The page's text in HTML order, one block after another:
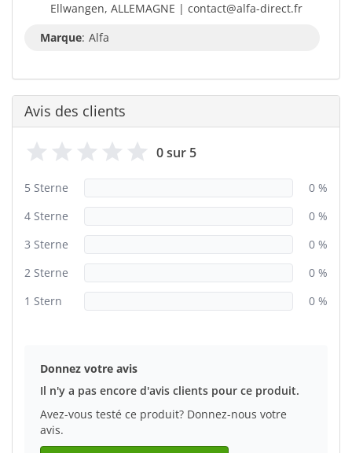
Ellwangen, ALLEMAGNE | contact@alfa-direct.fr
Marque: Alfa
Avis des clients
0 sur 5
5 Sterne
0 %
4 Sterne
0 %
3 Sterne
0 %
2 Sterne
0 %
1 Stern
0 %
Donnez votre avis
Il n'y a pas encore d'avis clients pour ce produit.
Avez-vous testé ce produit? Donnez-nous votre
avis.